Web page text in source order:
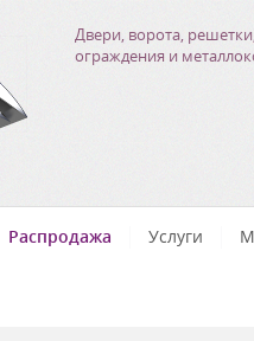
Двери, ворота,
ограждения и
Распродажа Услуги